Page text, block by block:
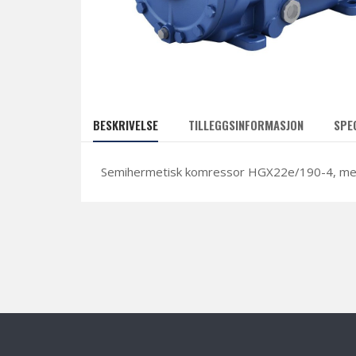
BESKRIVELSE TILLEGGSINFORMASJON
Semihermetisk komressor HGX22e/190-4,